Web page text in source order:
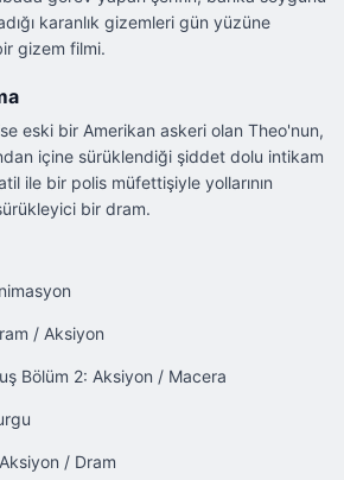
karanlık gizemleri gün yüzüne
gizem filmi.
eski bir Amerikan askeri olan Theo'nun,
içine sürüklendiği şiddet dolu intikam
ile bir polis müfettişiyle yollarının
bir dram.
/ Aksiyon
Bölüm 2: Aksiyon / Macera
/ Dram